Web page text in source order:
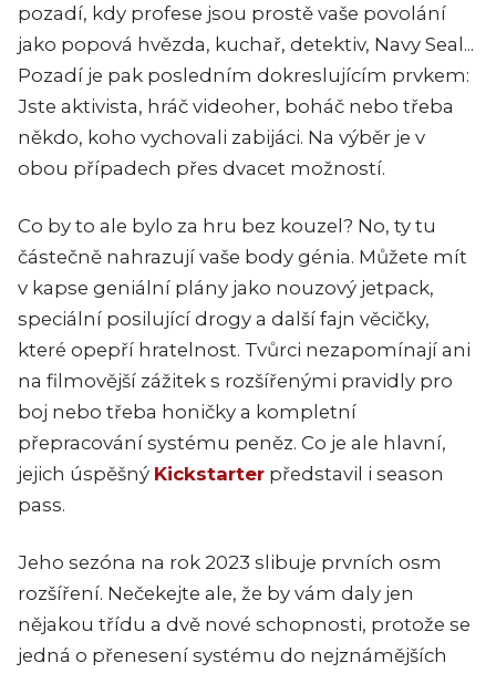
pozadí, kdy profese jsou prostě vaše povolání
jako popová hvězda, kuchař, detektiv, Navy Seal...
Pozadí je pak posledním dokreslujícím prvkem:
Jste aktivista, hráč videoher, boháč nebo třeba
někdo, koho vychovali zabijáci. Na výběr je v
obou případech přes dvacet možností.
Co by to ale bylo za hru bez kouzel? No, ty tu
částečně nahrazují vaše body génia. Můžete mít
v kapse geniální plány jako nouzový jetpack,
speciální posilující drogy a další fajn věcičky,
které opepří hratelnost. Tvůrci nezapomínají ani
na filmovější zážitek s rozšířenými pravidly pro
boj nebo třeba honičky a kompletní
přepracování systému peněz. Co je ale hlavní,
jejich úspěšný Kickstarter představil i season
pass.
Jeho sezóna na rok 2023 slibuje prvních osm
rozšíření. Nečekejte ale, že by vám daly jen
nějakou třídu a dvě nové schopnosti, protože se
jedná o přenesení systému do nejznámějších